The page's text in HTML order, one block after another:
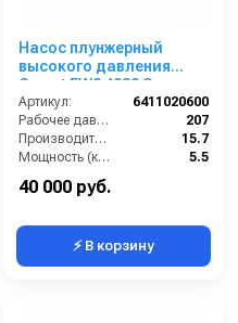
Насос плунжерный
высокого давления
Comet FW2 4030 S
(15/210) 1450 об/мин.вал
24мм
Артикул:
6411020600
Рабочее давление (бар):
207
Производительность (л/мин):
15.7
Мощность (кВт):
5.5
40 000 руб.
⚡ В корзину